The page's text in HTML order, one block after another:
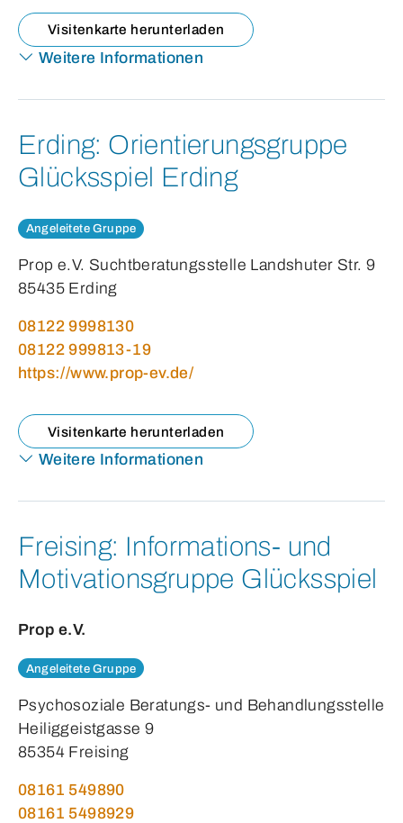
Visitenkarte herunterladen
Weitere Informationen
Erding: Orientierungsgruppe
Glücksspiel Erding
Angeleitete Gruppe
Prop e.V. Suchtberatungsstelle Landshuter Str. 9
85435 Erding
08122 9998130
08122 999813-19
https://www.prop-ev.de/
Visitenkarte herunterladen
Weitere Informationen
Freising: Informations- und
Motivationsgruppe Glücksspiel
Prop e.V.
Angeleitete Gruppe
Psychosoziale Beratungs- und Behandlungsstelle
Heiliggeistgasse 9
85354 Freising
08161 549890
08161 5498929